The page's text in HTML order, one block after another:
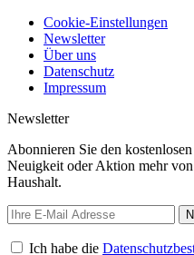
Cookie-Einstellungen
Newsletter
Über uns
Datenschutz
Impressum
Newsletter
Abonnieren Sie den
Neuigkeit oder Aktion mehr
Haushalt.
Ich habe die